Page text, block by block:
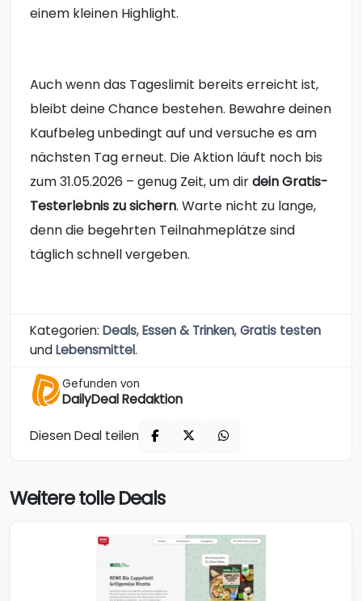
einem kleinen Highlight.
Auch wenn das Tageslimit bereits erreicht ist,
bleibt deine Chance bestehen. Bewahre deinen
Kaufbeleg unbedingt auf und versuche es am
nächsten Tag erneut. Die Aktion läuft noch bis
zum 31.05.2026 – genug Zeit, um dirdein Gratis-
Testerlebnis zu sichern. Warte nicht zu lange,
denn die begehrten Teilnahmeplätze sind
täglich schnell vergeben.
Kategorien: Deals,Essen & Trinken,Gratis testen
undLebensmittel.
Gefunden von
DailyDeal Redaktion
Diesen Deal teilen
Weitere tolle Deals